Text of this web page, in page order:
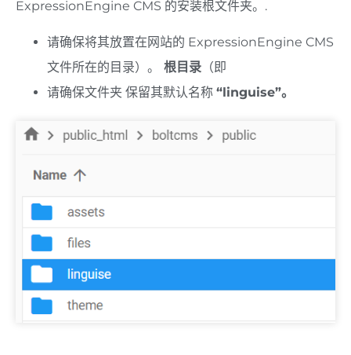
ExpressionEngine CMS 的安装根文件夹。.
请确保将其放置在网站的 ExpressionEngine CMS
文件所在的目录）。
根目录 （即
请确保文件夹 保留其默认名称 “linguise”。